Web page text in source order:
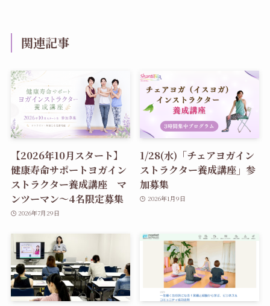
関連記事
【2026年10月スタート】
健康寿命サポートヨガイン
ストラクター養成講座 マ
ンツーマン〜4名限定募集
2026年7月29日
1/28(水)「チェアヨガイン
ストラクター養成講座」参
加募集
2026年1月9日